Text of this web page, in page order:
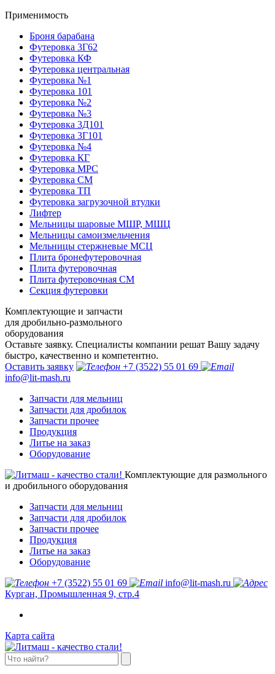
Применимость
Броня барабана
Футеровка 3Г62
Футеровка КФ
Футеровка центральная
Футеровка №1
Футеровка 101
Футеровка №2
Футеровка №3
Футеровка 3Д101
Футеровка 3Г101
Футеровка №4
Футеровка КГ
Футеровка МРС
Футеровка СМ
Футеровка ТП
Футеровка загрузочной втулки
Лифтер
Мельницы шаровые МШР, МШЦ
Мельницы самоизмельчения
Мельницы стержневые МСЦ
Плита бронефутеровочная
Плита футеровочная
Плита футеровочная СМ
Секция футеровки
Комплектующие и запчасти
для дробильно-размольного
оборудования
Оставьте заявку. Специалисты компании решат Вашу задачу
быстро, качественно и компетентно.
Оставить заявку
+7 (3522) 55 01 69
info@lit-mash.ru
Запчасти для мельниц
Запчасти для дробилок
Запчасти прочее
Продукция
Литье на заказ
Оборудование
Комплектующие для размольного
и дробильного оборудования
Запчасти для мельниц
Запчасти для дробилок
Запчасти прочее
Продукция
Литье на заказ
Оборудование
+7 (3522) 55 01 69
info@lit-mash.ru
Курган, Промышленная 9, стр.4
Карта сайта